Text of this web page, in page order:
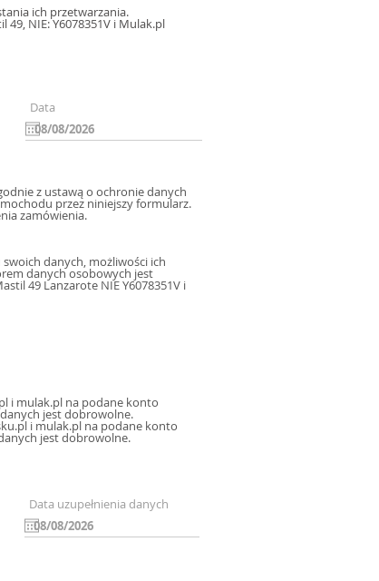
ich przetwarzania.
NIE: Y6078351V i Mulak.pl
Data
z ustawą o ochronie danych
przez niniejszy formularz.
zamówienia.
danych, możliwości ich
danych osobowych jest
49 Lanzarote NIE Y6078351V i
i mulak.pl na podane konto
podany numer telefonu, a także na inne konta poczty elektronicznej. Podanie danych jest dobrowolne.
i mulak.pl na podane konto
jest dobrowolne.
Data uzupełnienia danych